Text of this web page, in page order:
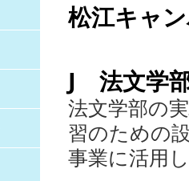
松江キャ
J 法文学
法文学部の
習のための
事業に活用